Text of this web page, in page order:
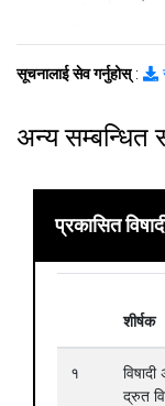
सूचनालाई सेव गर्नुहोस्:
अन्य सम्बन्धित
प्रकासित
शीर्षक
१
द्रुत